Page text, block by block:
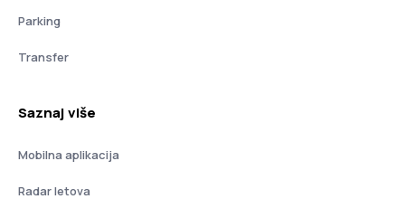
Parking
Transfer
Saznaj više
Mobilna aplikacija
Radar letova